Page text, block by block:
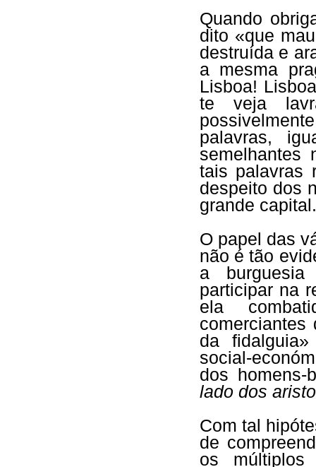
Quando
dito «que
destruída e
a mesma
Lisboa!
te veja
palavras,
semelhantes
tais palavras
despeito dos
grande capital.
O papel das
não é tão
a
participar na
ela
da
social-
dos
lado dos
Com tal
de
os múltiplos